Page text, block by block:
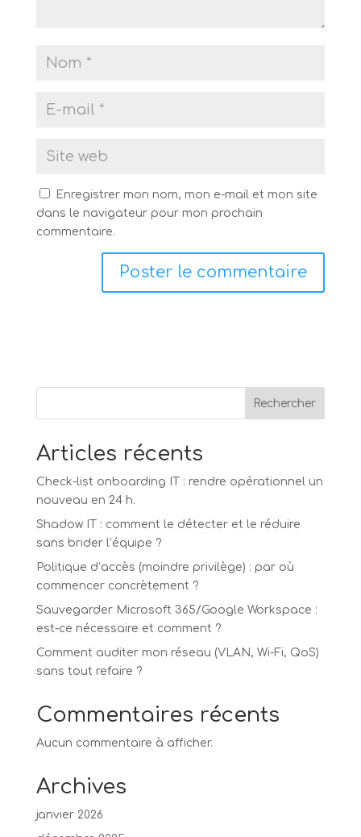
Enregistrer mon nom, mon e-mail et mon site
dans le navigateur pour mon prochain
commentaire.
Rechercher
Articles récents
Check-list onboarding IT : rendre opérationnel un
nouveau en 24 h.
Shadow IT : comment le détecter et le réduire
sans brider l’équipe ?
Politique d’accès (moindre privilège) : par où
commencer concrètement ?
Sauvegarder Microsoft 365/Google Workspace :
est-ce nécessaire et comment ?
Comment auditer mon réseau (VLAN, Wi-Fi, QoS)
sans tout refaire ?
Commentaires récents
Aucun commentaire à afficher.
Archives
janvier 2026